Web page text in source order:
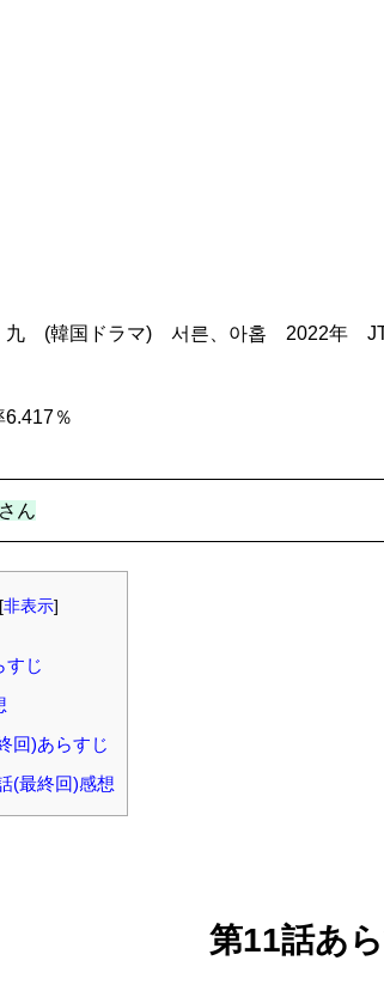
九 (韓国ドラマ) 서른、아홉 2022年
％
ん
[非表示]
すじ
回)あらすじ
(最終回)感想
第11話あ